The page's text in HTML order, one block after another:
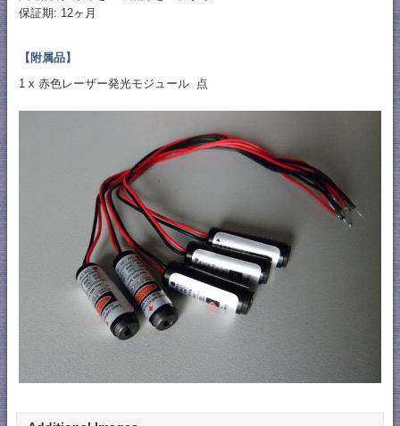
保証期: 12ヶ月
【附属品】
1 x 赤色レーザー発光モジュール 点